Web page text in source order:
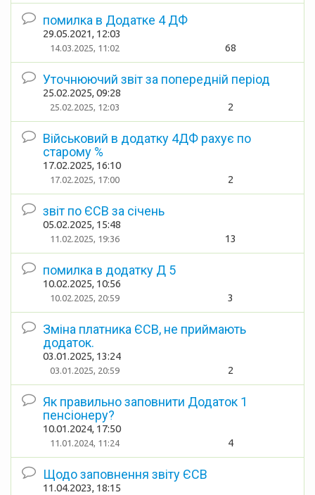
помилка в Додатке 4 ДФ
29.05.2021, 12:03
14.03.2025, 11:02 68
Уточнюючий звіт за попередній період
25.02.2025, 09:28
25.02.2025, 12:03 2
Військовий в додатку 4ДФ рахує по
старому %
17.02.2025, 16:10
17.02.2025, 17:00 2
звіт по ЄСВ за січень
05.02.2025, 15:48
11.02.2025, 19:36 13
помилка в додатку Д 5
10.02.2025, 10:56
10.02.2025, 20:59 3
Зміна платника ЄСВ, не приймають
додаток.
03.01.2025, 13:24
03.01.2025, 20:59 2
Як правильно заповнити Додаток 1
пенсіонеру?
10.01.2024, 17:50
11.01.2024, 11:24 4
Щодо заповнення звіту ЄСВ
11.04.2023, 18:15